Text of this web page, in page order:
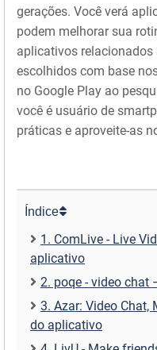
gerações. Você verá
podem melhorar sua
aplicativos relacionados
escolhidos com base
no Google Play ao
você é usuário de
práticas e aproveite-as
Índice
1. ComLive - Live
aplicativo
2. poqe - video chat
3. Azar: Video Chat,
do aplicativo